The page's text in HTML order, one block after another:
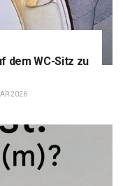
dem WC-Sitz zu
2026